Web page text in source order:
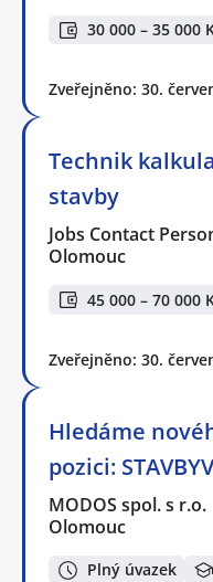
30 000 – 35 000
Zveřejněno: 30.
Technik
stavby
Jobs Contact
Olomouc
45 000 – 70 000
Zveřejněno: 30.
Hledáme
pozici:
MODOS spol. s r.o.
Olomouc
Plný úvazek